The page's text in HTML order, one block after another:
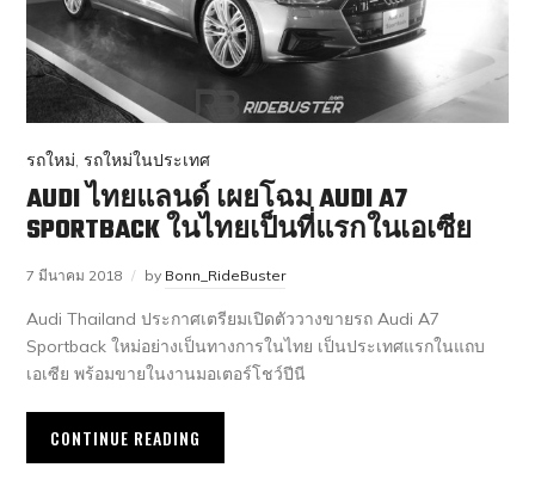
รถใหม่,รถใหม่ในประเทศ
AUDI ไทยแลนด์ เผยโฉม AUDI A7
SPORTBACK ในไทยเป็นที่แรกในเอเซีย
7 มีนาคม 2018 by Bonn_RideBuster
Audi Thailand ประกาศเตรียมเปิดตัววางขายรถ Audi A7
Sportback ใหม่อย่างเป็นทางการในไทย เป็นประเทศแรกในแถบ
เอเซีย พร้อมขายในงานมอเตอร์โชว์ปีนี
CONTINUE READING